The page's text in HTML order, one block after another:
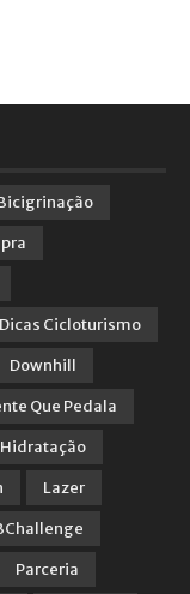
Dicas Cicloturismo
Downhill
Que Pedala
Hidratação
Lazer
Parceria